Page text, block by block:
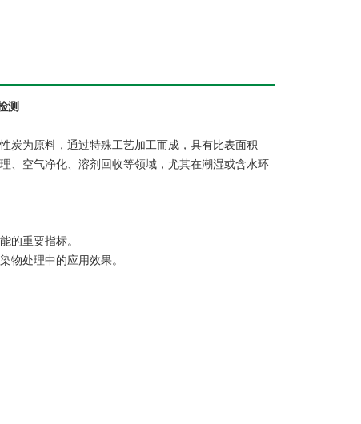
测
炭为原料，通过特殊工艺加工而成，具有比表面积
、空气净化、溶剂回收等领域，尤其在潮湿或含水环
的重要指标。
物处理中的应用效果。